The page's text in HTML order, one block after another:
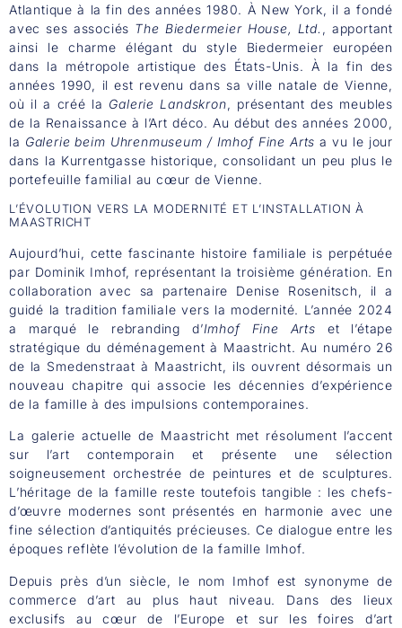
Atlantique à la fin des années 1980. À New York, il a fondé
avec ses associés The Biedermeier House, Ltd. , apportant
ainsi le charme élégant du style Biedermeier européen
dans la métropole artistique des États-Unis. À la fin des
années 1990, il est revenu dans sa ville natale de Vienne,
où il a créé la Galerie Landskron, présentant des meubles
de la Renaissance à l’Art déco. Au début des années 2000,
la Galerie beim Uhrenmuseum / Imhof Fine Arts a vu le jour
dans la Kurrentgasse historique, consolidant un peu plus le
portefeuille familial au cœur de Vienne.
L’ÉVOLUTION VERS LA MODERNITÉ ET L’INSTALLATION À
MAASTRICHT
Aujourd’hui, cette fascinante histoire familiale is perpétuée
par Dominik Imhof, représentant la troisième génération. En
collaboration avec sa partenaire Denise Rosenitsch, il a
guidé la tradition familiale vers la modernité. L’année 2024
a marqué le rebranding d’Imhof Fine Arts et l’étape
stratégique du déménagement à Maastricht. Au numéro 26
de la Smedenstraat à Maastricht, ils ouvrent désormais un
nouveau chapitre qui associe les décennies d’expérience
de la famille à des impulsions contemporaines.
La galerie actuelle de Maastricht met résolument l’accent
sur l’art contemporain et présente une sélection
soigneusement orchestrée de peintures et de sculptures.
L’héritage de la famille reste toutefois tangible : les chefs-
d’œuvre modernes sont présentés en harmonie avec une
fine sélection d’antiquités précieuses. Ce dialogue entre les
époques reflète l’évolution de la famille Imhof.
Depuis près d’un siècle, le nom Imhof est synonyme de
commerce d’art au plus haut niveau. Dans des lieux
exclusifs au cœur de l’Europe et sur les foires d’art